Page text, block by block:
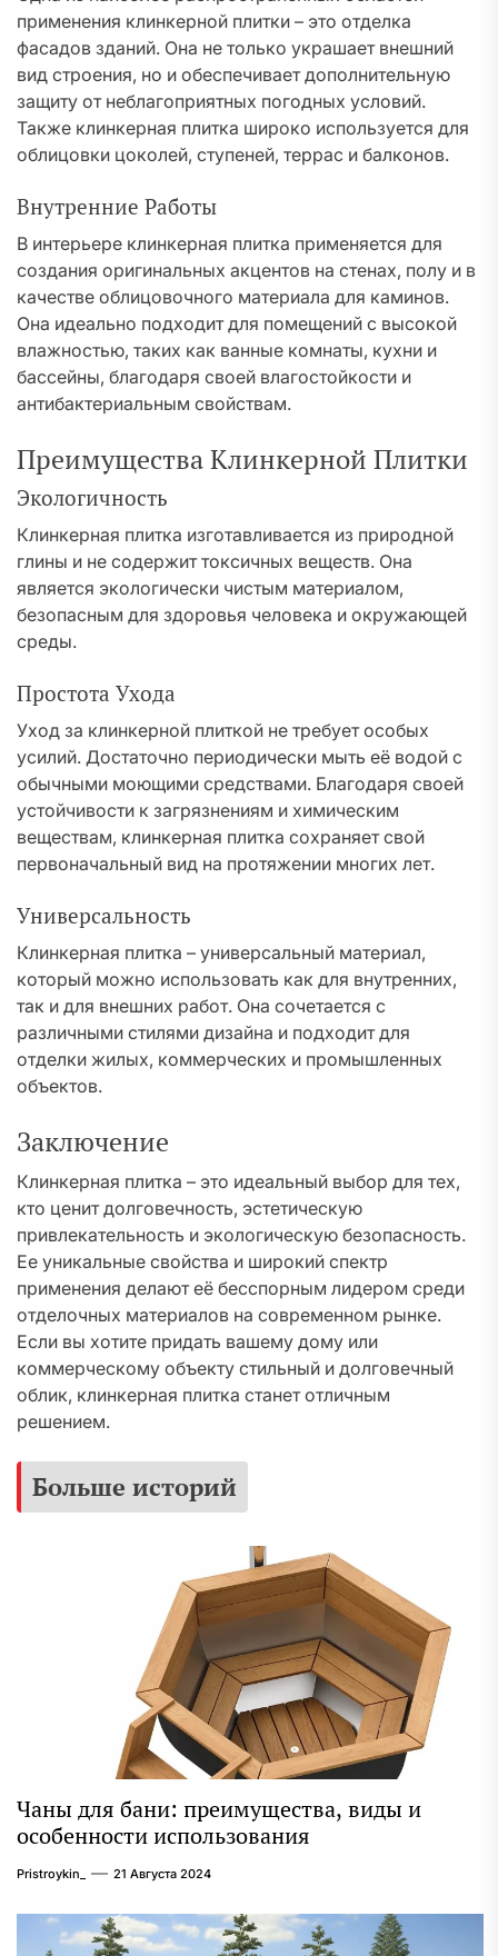
применения клинкерной плитки – это отделка
фасадов зданий. Она не только украшает внешний
вид строения, но и обеспечивает дополнительную
защиту от неблагоприятных погодных условий.
Также клинкерная плитка широко используется для
облицовки цоколей, ступеней, террас и балконов.
Внутренние Работы
В интерьере клинкерная плитка применяется для
создания оригинальных акцентов на стенах, полу и в
качестве облицовочного материала для каминов.
Она идеально подходит для помещений с высокой
влажностью, таких как ванные комнаты, кухни и
бассейны, благодаря своей влагостойкости и
антибактериальным свойствам.
Преимущества Клинкерной Плитки
Экологичность
Клинкерная плитка изготавливается из природной
глины и не содержит токсичных веществ. Она
является экологически чистым материалом,
безопасным для здоровья человека и окружающей
среды.
Простота Ухода
Уход за клинкерной плиткой не требует особых
усилий. Достаточно периодически мыть её водой с
обычными моющими средствами. Благодаря своей
устойчивости к загрязнениям и химическим
веществам, клинкерная плитка сохраняет свой
первоначальный вид на протяжении многих лет.
Универсальность
Клинкерная плитка – универсальный материал,
который можно использовать как для внутренних,
так и для внешних работ. Она сочетается с
различными стилями дизайна и подходит для
отделки жилых, коммерческих и промышленных
объектов.
Заключение
Клинкерная плитка – это идеальный выбор для тех,
кто ценит долговечность, эстетическую
привлекательность и экологическую безопасность.
Ее уникальные свойства и широкий спектр
применения делают её бесспорным лидером среди
отделочных материалов на современном рынке.
Если вы хотите придать вашему дому или
коммерческому объекту стильный и долговечный
облик, клинкерная плитка станет отличным
решением.
Больше историй
Чаны для бани: преимущества, виды и
особенности использования
Pristroykin_ 21 Августа 2024